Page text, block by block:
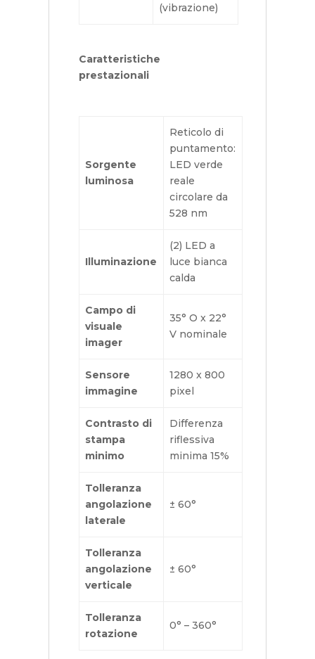
(vibrazione)
Caratteristiche
prestazionali
Sorgente
luminosa
Reticolo di
puntamento:
LED verde
reale
circolare da
528 nm
Illuminazione
(2) LED a
luce bianca
calda
Campo di
visuale
imager
35° O x 22°
V nominale
Sensore
immagine
1280 x 800
pixel
Contrasto di
stampa
minimo
Differenza
riflessiva
minima 15%
Tolleranza
angolazione
laterale
± 60°
Tolleranza
angolazione
verticale
± 60°
Tolleranza
rotazione
0° – 360°